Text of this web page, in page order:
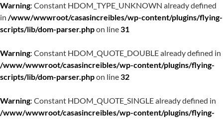
Warning: Constant HDOM_TYPE_UNKNOWN already defined
in /www/wwwroot/casasincreibles/wp-content/plugins/flying-
scripts/lib/dom-parser.phpon line31
Warning: Constant HDOM_QUOTE_DOUBLE already defined in
/www/wwwroot/casasincreibles/wp-content/plugins/flying-
scripts/lib/dom-parser.phpon line32
Warning: Constant HDOM_QUOTE_SINGLE already defined in
/www/wwwroot/casasincreibles/wp-content/plugins/flying-